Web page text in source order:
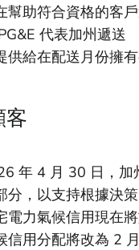
幫助符合資格的客
代表加州遞送
供給在配送月份擁
客
年 4 月 30 日，加
分，以支持根據決
電力氣候信用現在
信用分配將改為 2